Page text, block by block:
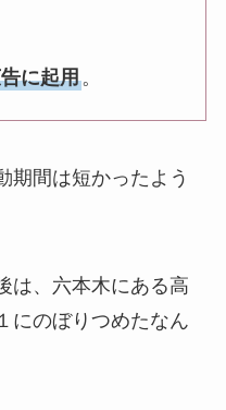
に起用。
期間は短かったよう
は、六本木にある高
にのぼりつめたなん